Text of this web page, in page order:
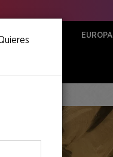
EUROPA